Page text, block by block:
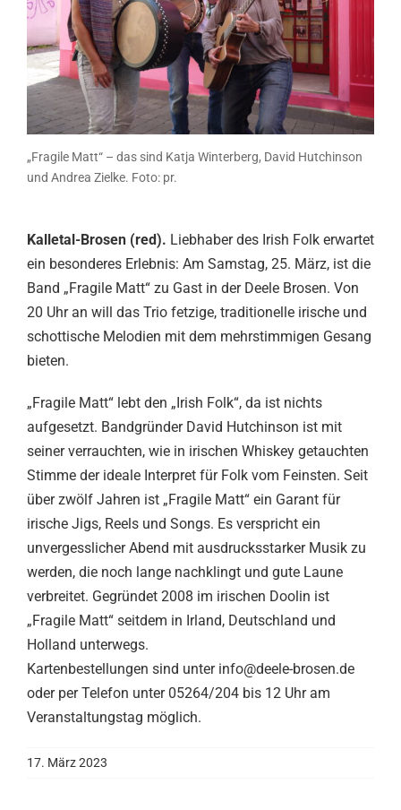
„Fragile Matt“ – das sind Katja Winterberg, David Hutchinson
und Andrea Zielke. Foto: pr.
Kalletal-Brosen (red). Liebhaber des Irish Folk erwartet
ein besonderes Erlebnis: Am Samstag, 25. März, ist die
Band „Fragile Matt“ zu Gast in der Deele Brosen. Von
20 Uhr an will das Trio fetzige, traditionelle irische und
schottische Melodien mit dem mehrstimmigen Gesang
bieten.
„Fragile Matt“ lebt den „Irish Folk“, da ist nichts
aufgesetzt. Bandgründer David Hutchinson ist mit
seiner verrauchten, wie in irischen Whiskey getauchten
Stimme der ideale Interpret für Folk vom Feinsten. Seit
über zwölf Jahren ist „Fragile Matt“ ein Garant für
irische Jigs, Reels und Songs. Es verspricht ein
unvergesslicher Abend mit ausdrucksstarker Musik zu
werden, die noch lange nachklingt und gute Laune
verbreitet. Gegründet 2008 im irischen Doolin ist
„Fragile Matt“ seitdem in Irland, Deutschland und
Holland unterwegs.
Kartenbestellungen sind unter info@deele-brosen.de
oder per Telefon unter 05264/204 bis 12 Uhr am
Veranstaltungstag möglich.
17. März 2023